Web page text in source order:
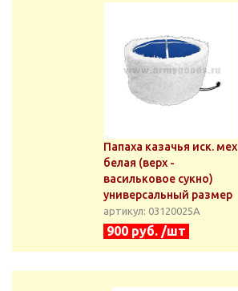
Папаха казачья иск. мех
белая (верх -
васильковое сукно)
универсальный размер
артикул: 03120025А
900 руб. /шт